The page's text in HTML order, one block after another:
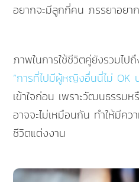
อยากจะมีลูกกี่คน ภรรยาอยา
ภาพในการใช้ชีวิตคู่ยังรวมไ
“การที่ไปมีผู้หญิงอื่นนี่ไม่ OK
เข้าใจก่อน เพราะวัฒนธรรมห
อาจจะไม่เหมือนกัน ทำให้มีค
ชีวิตแต่งงาน